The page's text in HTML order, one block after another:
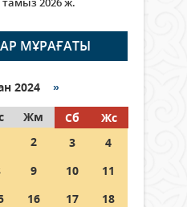
276
158
дауыс бере
МҰРАҒАТЫ
2024 »
Жм Сб
Жс
2 3
4
9 10
11
16 17
18